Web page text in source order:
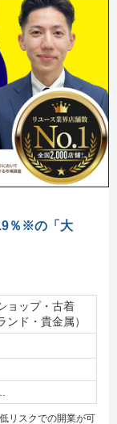
％※の「大
ョップ・古着
ンド・貴金属）
リスクでの開業が可